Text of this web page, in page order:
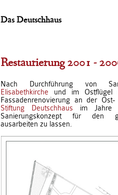
Das Deutschhaus
Restaurierung 2001 -
Nach Durchführung von
Elisabethkirche und im Ostflügel
Fassadenrenovierung an der
Stiftung Deutschhaus im Jahre
Sanierungskonzept für den
ausarbeiten zu lassen.